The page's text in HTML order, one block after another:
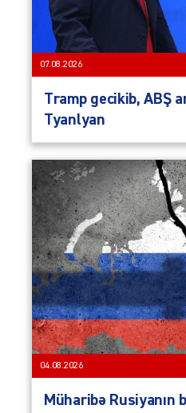
07.08.2026
Tramp gecikib, ABŞ
Tyanlyan
04.08.2026
Müharibə Rusiyanın